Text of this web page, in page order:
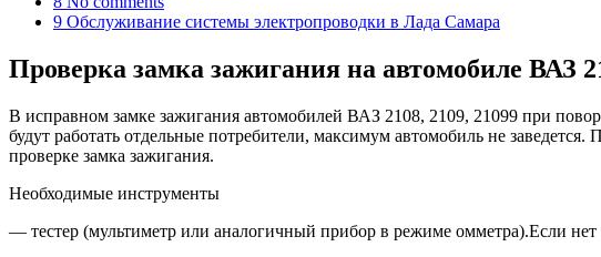
9 Обслуживание системы электропроводки в Лада Самара
Проверка замка зажигания на автомобиле ВАЗ
В исправном замке зажигания автомобилей ВАЗ 2108, 2109, 21099 при
будут работать отдельные потребители, максимум автомобиль не
проверке замка зажигания.
Необходимые инструменты
— тестер (мультиметр или аналогичный прибор в режиме омметра).Если